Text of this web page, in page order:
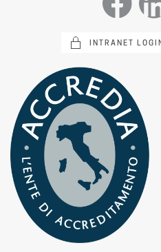
INTRANET